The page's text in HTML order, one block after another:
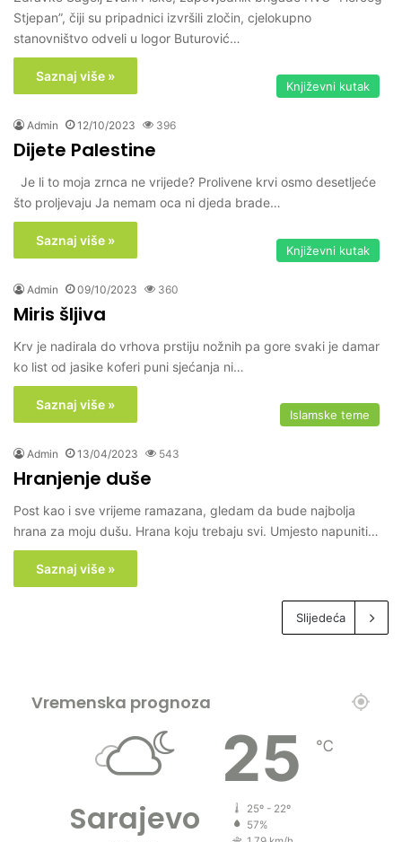
Stjepan”, čiji su pripadnici izvršili zločin, cjelokupno
stanovništvo odveli u logor Buturović…
Saznaj više »
Književni kutak
Admin 12/10/2023 396
Dijete Palestine
Je li to moja zrnca ne vrijede? Prolivene krvi osmo desetljeće
što proljevaju Ja nemam oca ni djeda brade…
Saznaj više »
Književni kutak
Admin 09/10/2023 360
Miris šljiva
Krv je nadirala do vrhova prstiju nožnih pa gore svaki je damar
ko list od jasike koferi puni sjećanja ni…
Saznaj više »
Islamske teme
Admin 13/04/2023 543
Hranjenje duše
Post kao i sve vrijeme ramazana, gledam da bude najbolja
hrana za moju dušu. Hrana koju trebaju svi. Umjesto napuniti…
Saznaj više »
Slijedeća
Vremenska prognoza
Sarajevo
25 ℃
25º - 22º
57%